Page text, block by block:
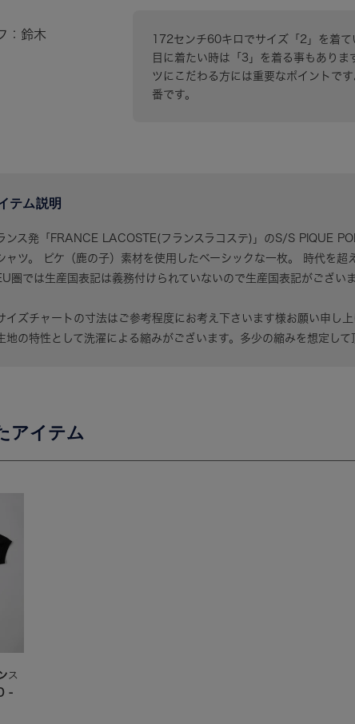
：鈴木
172センチ60キロでサイズ「2」を着て
目に着たい時は「3」を着る事もあり
ツにこだわる方には重要なポイントで
番です。
テム説明
ンス発「FRANCE LACOSTE(フランスラコステ)」のS/S PIQUE
ャツ。 ピケ（鹿の子）素材を使用したベーシックな一枚。 時代を
圏では生産国表記は義務付けられていないので生産国表記がございま
イズチャートの寸法はご参考程度にお考え下さいます様お願い申し
地の特性として洗濯による縮みがございます。多少の縮みを想定し
ス
-